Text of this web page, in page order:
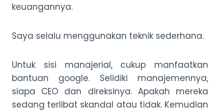
keuangannya.
Saya selalu menggunakan teknik sederhana.
Untuk sisi manajerial, cukup manfaatkan
bantuan google. Selidiki manajemennya,
siapa CEO dan direksinya. Apakah mereka
sedang terlibat skandal atau tidak. Kemudian